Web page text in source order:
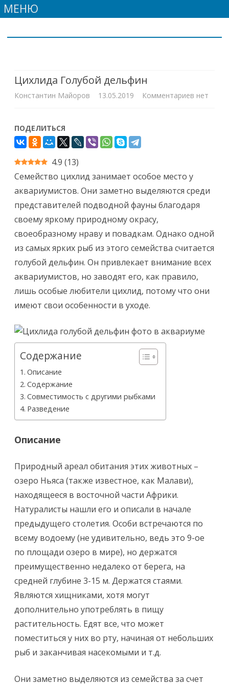
МЕНЮ
Цихлида Голубой дельфин
Константин Майоров 13.05.2019 Комментариев кнет
ПОДЕЛИТЬСЯ
4.9 (13)
Семейство цихлид занимает особое место у
аквариумистов. Они заметно выделяются среди
представителей подводной фауны благодаря
своему яркому природному окрасу,
своеобразному нраву и повадкам. Однако одной
из самых ярких рыб из этого семейства считается
голубой дельфин. Он привлекает внимание всех
аквариумистов, но заводят его, как правило,
лишь особые любители цихлид, потому что они
имеют свои особенности в уходе.
Содержание
Описание
Содержание
Совместимость с другими рыбками
Разведение
Описание
Природный ареал обитания этих животных –
озеро Ньяса (также известное, как Малави),
находящееся в восточной части Африки.
Натуралисты нашли его и описали в начале
предыдущего столетия. Особи встречаются по
всему водоему (не удивительно, ведь это 9-ое
по площади озеро в мире), но держатся
преимущественно недалеко от берега, на
средней глубине 3-15 м. Держатся стаями.
Являются хищниками, хотя могут
дополнительно употреблять в пищу
растительность. Едят все, что может
поместиться у них во рту, начиная от небольших
рыб и заканчивая насекомыми и т.д.
Они заметно выделяются из семейства за счет